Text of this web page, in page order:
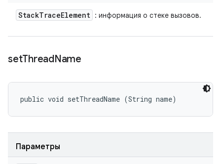
StackTraceElement : информация о стеке вызовов.
setThreadName
public void setThreadName (String name)
Параметры